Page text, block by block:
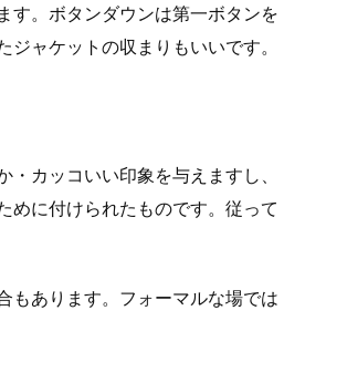
す。ボタンダウンは第一ボタンを
ャケットの収まりもいいです。
カッコいい印象を与えますし、
めに付けられたものです。従って
もあります。フォーマルな場では